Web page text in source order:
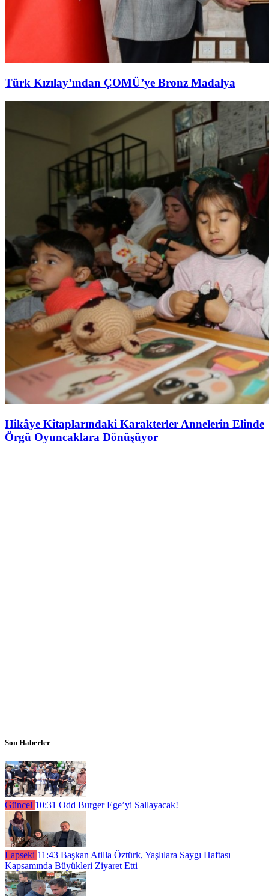
Türk Kızılay’ından ÇOMÜ’ye Bronz Madalya
Hikâye Kitaplarındaki Karakterler Annelerin Elinde
Örgü Oyuncaklara Dönüşüyor
Son Haberler
Güncel 10:31 Odd Burger Ege’yi Sallayacak!
Lapseki 11:43 Başkan Atilla Öztürk, Yaşlılara Saygı Haftası
Kapsamında Büyükleri Ziyaret Etti